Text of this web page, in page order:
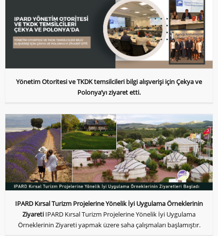
Yönetim Otoritesi ve TKDK temsilcileri bilgi alışverişi için Çekya ve
Polonya’yı ziyaret etti.
IPARD Kırsal Turizm Projelerine Yönelik İyi Uygulama Örneklerinin
Ziyareti IPARD Kırsal Turizm Projelerine Yönelik İyi Uygulama
Örneklerinin Ziyareti yapmak üzere saha çalışmaları başlamıştır.